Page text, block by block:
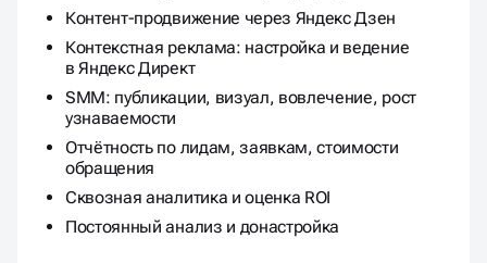
Контент-продвижение через Яндекс Дзен
Контекстная реклама: настройка и ведение
в Яндекс Директ
SMM: публикации, визуал, вовлечение, рост
узнаваемости
Отчётность по лидам, заявкам, стоимости
обращения
Сквозная аналитика и оценка ROI
Постоянный анализ и донастройка